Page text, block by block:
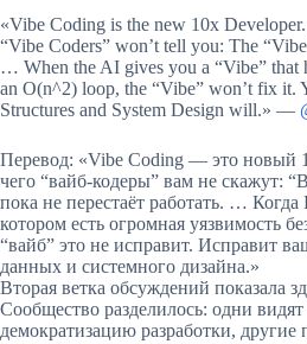
«Vibe Coding is the new 10x
“Vibe Coders” won’t tell you: The
… When the AI gives you a “Vibe” that
an O(n^2) loop, the “Vibe” won’t fix it.
Structures and System Design will.» —
Перевод: «Vibe Coding — это новый
чего “вайб-кодеры” вам не скажут:
пока не перестаёт работать. …
котором есть огромная уязвимость
“вайб” это не исправит. Исправит
данных и системного дизайна.»
Вторая ветка обсуждений показала
Сообщество разделилось: одни
демократизацию разработки, другие